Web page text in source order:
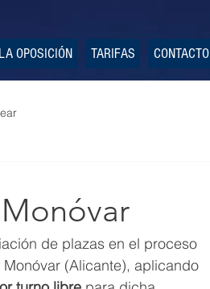
LA OPOSICIÓN TARIFAS CONTACTO
de plazas en el proceso
(Alicante), aplicando